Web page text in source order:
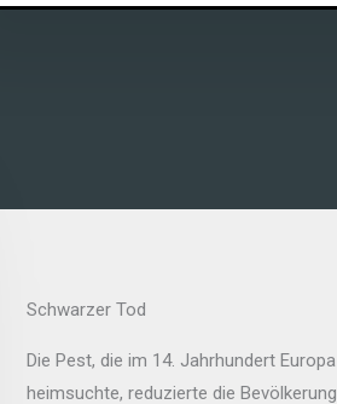
Schwarzer Tod
Die Pest, die im 14. Jahrhundert Europa
heimsuchte, reduzierte die Bevölkerung